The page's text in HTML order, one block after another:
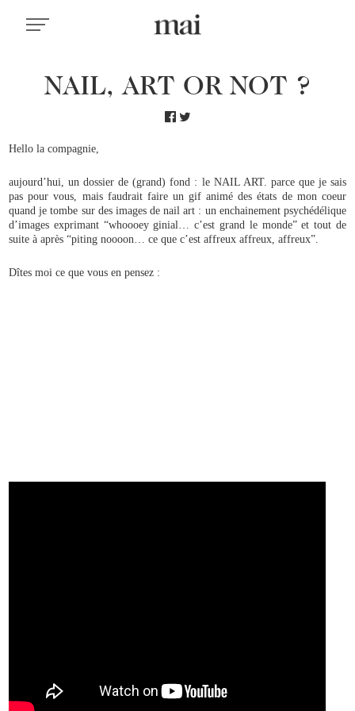
NAIL, ART OR NOT ?
Hello la compagnie,
aujourd’hui, un dossier de (grand) fond : le NAIL ART. parce que je sais
pas pour vous, mais faudrait faire un gif animé des états de mon coeur
quand je tombe sur des images de nail art : un enchainement psychédélique
d’images exprimant “whoooey ginial… c’est grand le monde” et tout de
suite à après “piting noooon… ce que c’est affreux affreux, affreux”.
Dîtes moi ce que vous en pensez :